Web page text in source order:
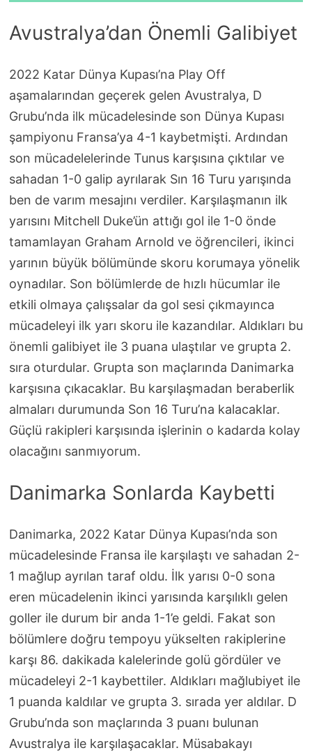
Avustralya’dan Önemli Galibiyet
2022 Katar Dünya Kupası’na Play Off
aşamalarından geçerek gelen Avustralya, D
Grubu’nda ilk mücadelesinde son Dünya Kupası
şampiyonu Fransa’ya 4-1 kaybetmişti. Ardından
son mücadelelerinde Tunus karşısına çıktılar ve
sahadan 1-0 galip ayrılarak Sın 16 Turu yarışında
ben de varım mesajını verdiler. Karşılaşmanın ilk
yarısını Mitchell Duke’ün attığı gol ile 1-0 önde
tamamlayan Graham Arnold ve öğrencileri, ikinci
yarının büyük bölümünde skoru korumaya yönelik
oynadılar. Son bölümlerde de hızlı hücumlar ile
etkili olmaya çalışsalar da gol sesi çıkmayınca
mücadeleyi ilk yarı skoru ile kazandılar. Aldıkları bu
önemli galibiyet ile 3 puana ulaştılar ve grupta 2.
sıra oturdular. Grupta son maçlarında Danimarka
karşısına çıkacaklar. Bu karşılaşmadan beraberlik
almaları durumunda Son 16 Turu’na kalacaklar.
Güçlü rakipleri karşısında işlerinin o kadarda kolay
olacağını sanmıyorum.
Danimarka Sonlarda Kaybetti
Danimarka, 2022 Katar Dünya Kupası’nda son
mücadelesinde Fransa ile karşılaştı ve sahadan 2-
1 mağlup ayrılan taraf oldu. İlk yarısı 0-0 sona
eren mücadelenin ikinci yarısında karşılıklı gelen
goller ile durum bir anda 1-1’e geldi. Fakat son
bölümlere doğru tempoyu yükselten rakiplerine
karşı 86. dakikada kalelerinde golü gördüler ve
mücadeleyi 2-1 kaybettiler. Aldıkları mağlubiyet ile
1 puanda kaldılar ve grupta 3. sırada yer aldılar. D
Grubu’nda son maçlarında 3 puanı bulunan
Avustralya ile karşılaşacaklar. Müsabakayı